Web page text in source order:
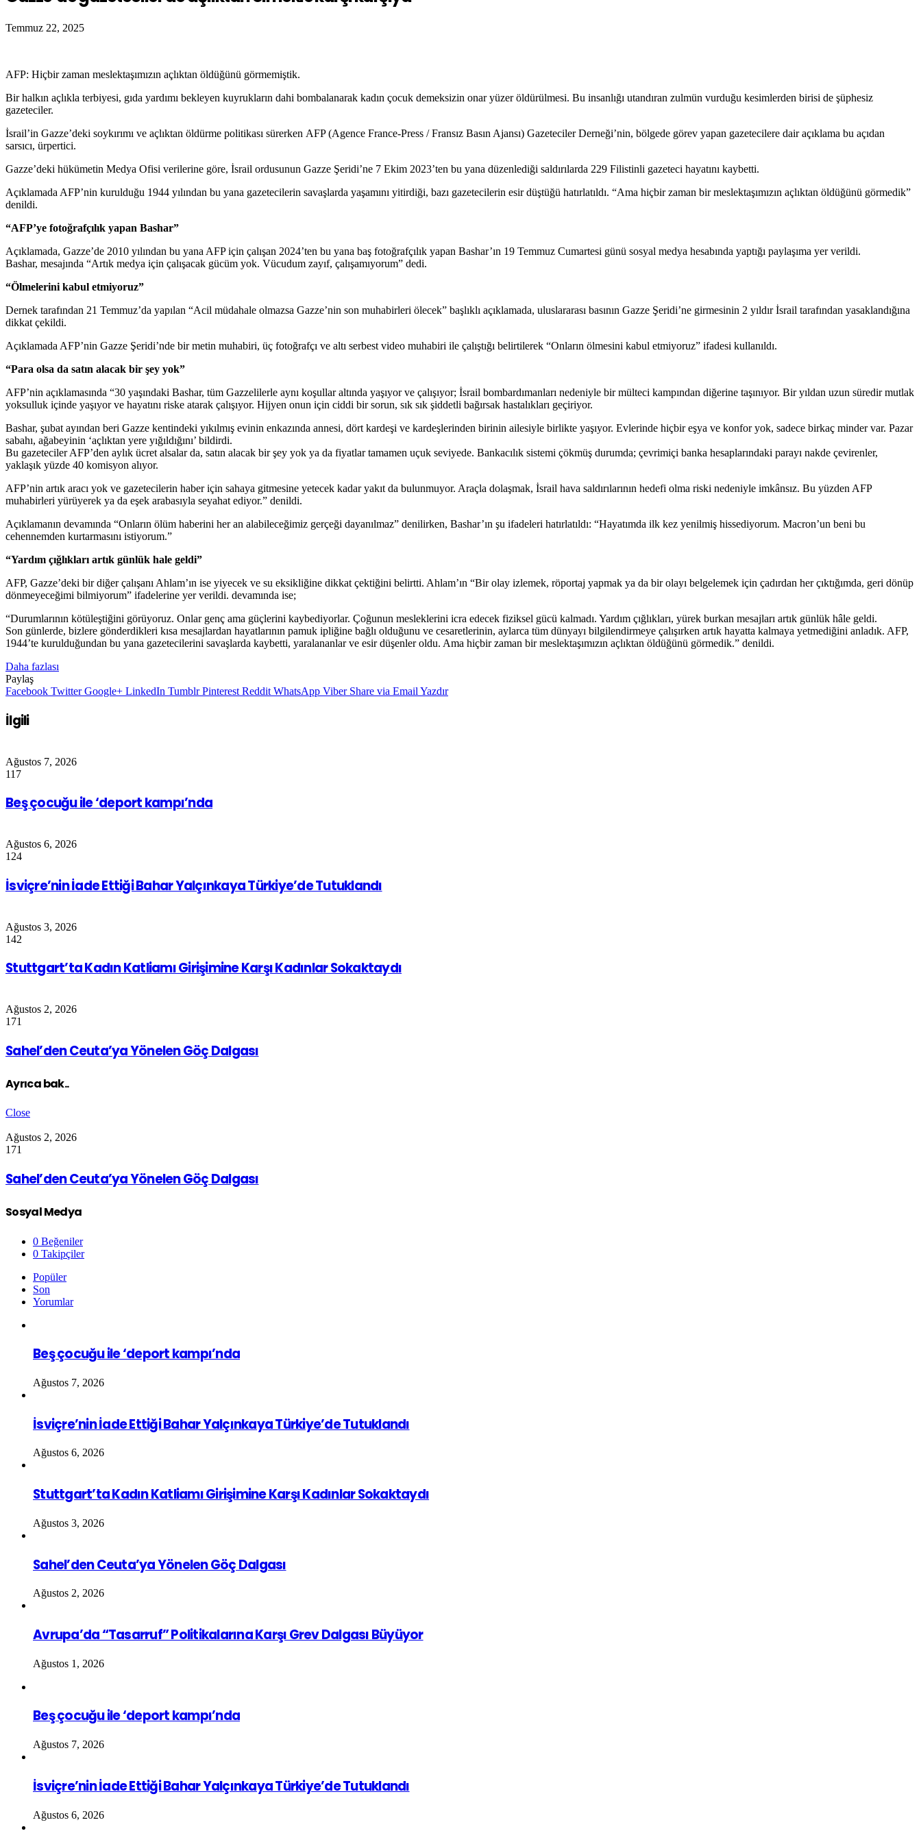
Temmuz 22, 2025
AFP: Hiçbir zaman meslektaşımızın açlıktan öldüğünü görmemiştik.
Bir halkın açlıkla terbiyesi, gıda yardımı bekleyen kuyrukların dahi bombalanarak kadın çocuk demeksizin onar yüzer öldürülmesi. Bu insanlığı utandıran zulmün vurduğu kesimlerden birisi de şüphesiz
gazeteciler.
İsrail’in Gazze’deki soykırımı ve açlıktan öldürme politikası sürerken AFP (Agence France-Press / Fransız Basın Ajansı) Gazeteciler Derneği’nin, bölgede görev yapan gazetecilere dair açıklama bu açıdan
sarsıcı, ürpertici.
Gazze’deki hükümetin Medya Ofisi verilerine göre, İsrail ordusunun Gazze Şeridi’ne 7 Ekim 2023’ten bu yana düzenlediği saldırılarda 229 Filistinli gazeteci hayatını kaybetti.
Açıklamada AFP’nin kurulduğu 1944 yılından bu yana gazetecilerin savaşlarda yaşamını yitirdiği, bazı gazetecilerin esir düştüğü hatırlatıldı. “Ama hiçbir zaman bir meslektaşımızın açlıktan öldüğünü görmedik”
denildi.
“AFP’ye fotoğrafçılık yapan Bashar”
Açıklamada, Gazze’de 2010 yılından bu yana AFP için çalışan 2024’ten bu yana baş fotoğrafçılık yapan Bashar’ın 19 Temmuz Cumartesi günü sosyal medya hesabında yaptığı paylaşıma yer verildi.
Bashar, mesajında “Artık medya için çalışacak gücüm yok. Vücudum zayıf, çalışamıyorum” dedi.
“Ölmelerini kabul etmiyoruz”
Dernek tarafından 21 Temmuz’da yapılan “Acil müdahale olmazsa Gazze’nin son muhabirleri ölecek” başlıklı açıklamada, uluslararası basının Gazze Şeridi’ne girmesinin 2 yıldır İsrail tarafından yasaklandığına
dikkat çekildi.
Açıklamada AFP’nin Gazze Şeridi’nde bir metin muhabiri, üç fotoğrafçı ve altı serbest video muhabiri ile çalıştığı belirtilerek “Onların ölmesini kabul etmiyoruz” ifadesi kullanıldı.
“Para olsa da satın alacak bir şey yok”
AFP’nin açıklamasında “30 yaşındaki Bashar, tüm Gazzelilerle aynı koşullar altında yaşıyor ve çalışıyor; İsrail bombardımanları nedeniyle bir mülteci kampından diğerine taşınıyor. Bir yıldan uzun süredir mutlak
yoksulluk içinde yaşıyor ve hayatını riske atarak çalışıyor. Hijyen onun için ciddi bir sorun, sık sık şiddetli bağırsak hastalıkları geçiriyor.
Bashar, şubat ayından beri Gazze kentindeki yıkılmış evinin enkazında annesi, dört kardeşi ve kardeşlerinden birinin ailesiyle birlikte yaşıyor. Evlerinde hiçbir eşya ve konfor yok, sadece birkaç minder var. Pazar
sabahı, ağabeyinin ‘açlıktan yere yığıldığını’ bildirdi.
Bu gazeteciler AFP’den aylık ücret alsalar da, satın alacak bir şey yok ya da fiyatlar tamamen uçuk seviyede. Bankacılık sistemi çökmüş durumda; çevrimiçi banka hesaplarındaki parayı nakde çevirenler,
yaklaşık yüzde 40 komisyon alıyor.
AFP’nin artık aracı yok ve gazetecilerin haber için sahaya gitmesine yetecek kadar yakıt da bulunmuyor. Araçla dolaşmak, İsrail hava saldırılarının hedefi olma riski nedeniyle imkânsız. Bu yüzden AFP
muhabirleri yürüyerek ya da eşek arabasıyla seyahat ediyor.” denildi.
Açıklamanın devamında “Onların ölüm haberini her an alabileceğimiz gerçeği dayanılmaz” denilirken, Bashar’ın şu ifadeleri hatırlatıldı: “Hayatımda ilk kez yenilmiş hissediyorum. Macron’un beni bu
cehennemden kurtarmasını istiyorum.”
“Yardım çığlıkları artık günlük hale geldi”
AFP, Gazze’deki bir diğer çalışanı Ahlam’ın ise yiyecek ve su eksikliğine dikkat çektiğini belirtti. Ahlam’ın “Bir olay izlemek, röportaj yapmak ya da bir olayı belgelemek için çadırdan her çıktığımda, geri dönüp
dönmeyeceğimi bilmiyorum” ifadelerine yer verildi. devamında ise;
“Durumlarının kötüleştiğini görüyoruz. Onlar genç ama güçlerini kaybediyorlar. Çoğunun mesleklerini icra edecek fiziksel gücü kalmadı. Yardım çığlıkları, yürek burkan mesajları artık günlük hâle geldi.
Son günlerde, bizlere gönderdikleri kısa mesajlardan hayatlarının pamuk ipliğine bağlı olduğunu ve cesaretlerinin, aylarca tüm dünyayı bilgilendirmeye çalışırken artık hayatta kalmaya yetmediğini anladık. AFP,
1944’te kurulduğundan bu yana gazetecilerini savaşlarda kaybetti, yaralananlar ve esir düşenler oldu. Ama hiçbir zaman bir meslektaşımızın açlıktan öldüğünü görmedik.” denildi.
Daha fazlası
Paylaş
Facebook Twitter Google+ LinkedIn Tumblr Pinterest Reddit WhatsApp Viber Share via Email Yazdır
İlgili
Ağustos 7, 2026
117
Beş çocuğu ile ‘deport kampı’nda
Ağustos 6, 2026
124
İsviçre’nin İade Ettiği Bahar Yalçınkaya Türkiye’de Tutuklandı
Ağustos 3, 2026
142
Stuttgart’ta Kadın Katliamı Girişimine Karşı Kadınlar Sokaktaydı
Ağustos 2, 2026
171
Sahel’den Ceuta’ya Yönelen Göç Dalgası
Ayrıca bak..
Close
Ağustos 2, 2026
171
Sahel’den Ceuta’ya Yönelen Göç Dalgası
Sosyal Medya
0 Beğeniler
0 Takipçiler
Popüler
Son
Yorumlar
Beş çocuğu ile ‘deport kampı’nda
Ağustos 7, 2026
İsviçre’nin İade Ettiği Bahar Yalçınkaya Türkiye’de Tutuklandı
Ağustos 6, 2026
Stuttgart’ta Kadın Katliamı Girişimine Karşı Kadınlar Sokaktaydı
Ağustos 3, 2026
Sahel’den Ceuta’ya Yönelen Göç Dalgası
Ağustos 2, 2026
Avrupa’da “Tasarruf” Politikalarına Karşı Grev Dalgası Büyüyor
Ağustos 1, 2026
Beş çocuğu ile ‘deport kampı’nda
Ağustos 7, 2026
İsviçre’nin İade Ettiği Bahar Yalçınkaya Türkiye’de Tutuklandı
Ağustos 6, 2026